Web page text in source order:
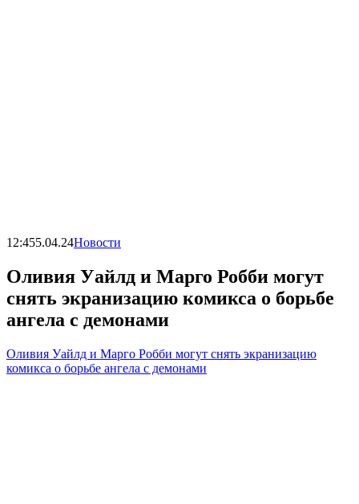
12:455.04.24Новости
Оливия Уайлд и Марго Робби могут
снять экранизацию комикса о борьбе
ангела с демонами
Оливия Уайлд и Марго Робби могут снять экранизацию
комикса о борьбе ангела с демонами